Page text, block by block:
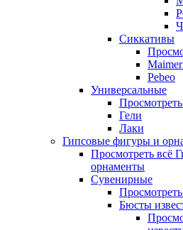
Сиккативы
Pebeo
Универсальные
Гели
Лаки
Гипсовые фигуры и
Просмотреть всё
орнаменты
Сувенирные
Бюсты